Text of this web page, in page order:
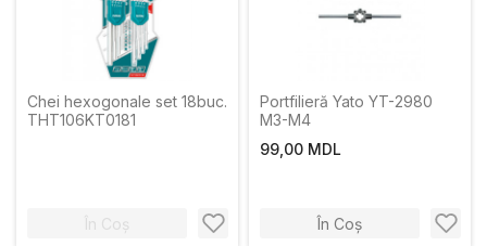
Chei hexogonale set 18buc.
THT106KT0181
În Coș
Portfilieră Yato YT-2980
M3-M4
99,00 MDL
În Coș